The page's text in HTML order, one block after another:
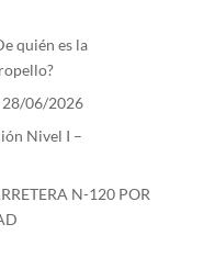
quién es la
28/06/2026
Nivel I –
N-120 POR